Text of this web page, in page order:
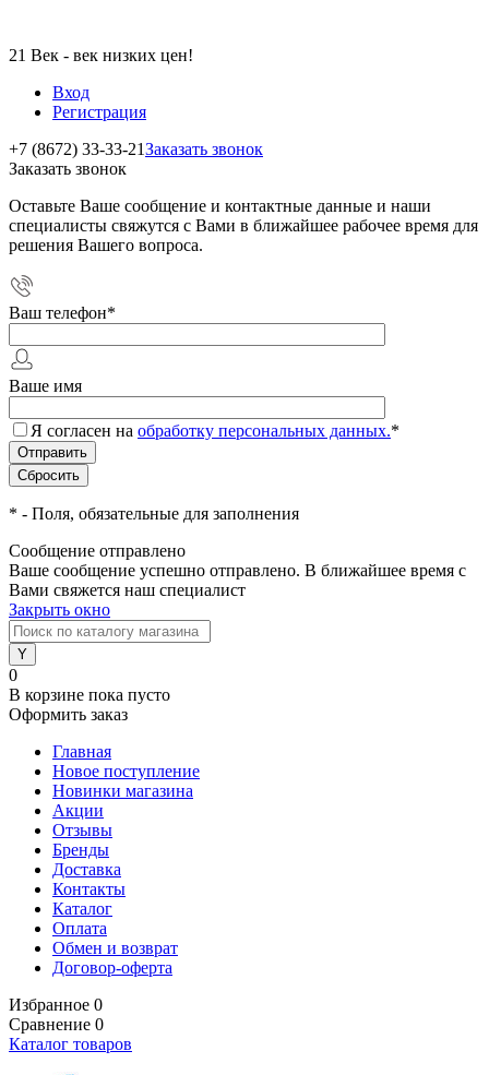
21 Век - век низких цен!
Вход
Регистрация
+7 (8672) 33-33-21Заказать звонок
Заказать звонок
Оставьте Ваше сообщение и контактные данные и наши
специалисты свяжутся с Вами в ближайшее рабочее время для
решения Вашего вопроса.
Ваш телефон*
Ваше имя
Я согласен на обработку персональных данных.*
* - Поля, обязательные для заполнения
Сообщение отправлено
Ваше сообщение успешно отправлено. В ближайшее время с
Вами свяжется наш специалист
Закрыть окно
0
В корзине пока пусто
Оформить заказ
Главная
Новое поступление
Новинки магазина
Акции
Отзывы
Бренды
Доставка
Контакты
Каталог
Оплата
Обмен и возврат
Договор-оферта
Избранное 0
Сравнение 0
Каталог товаров